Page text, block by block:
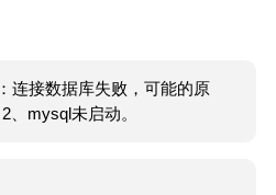
连接数据库失败，可能的原
、mysql未启动。